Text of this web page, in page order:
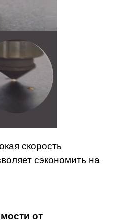
скорость
сэкономить на
от